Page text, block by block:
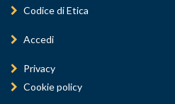
Codice di Etica
Accedi
Privacy
Cookie policy